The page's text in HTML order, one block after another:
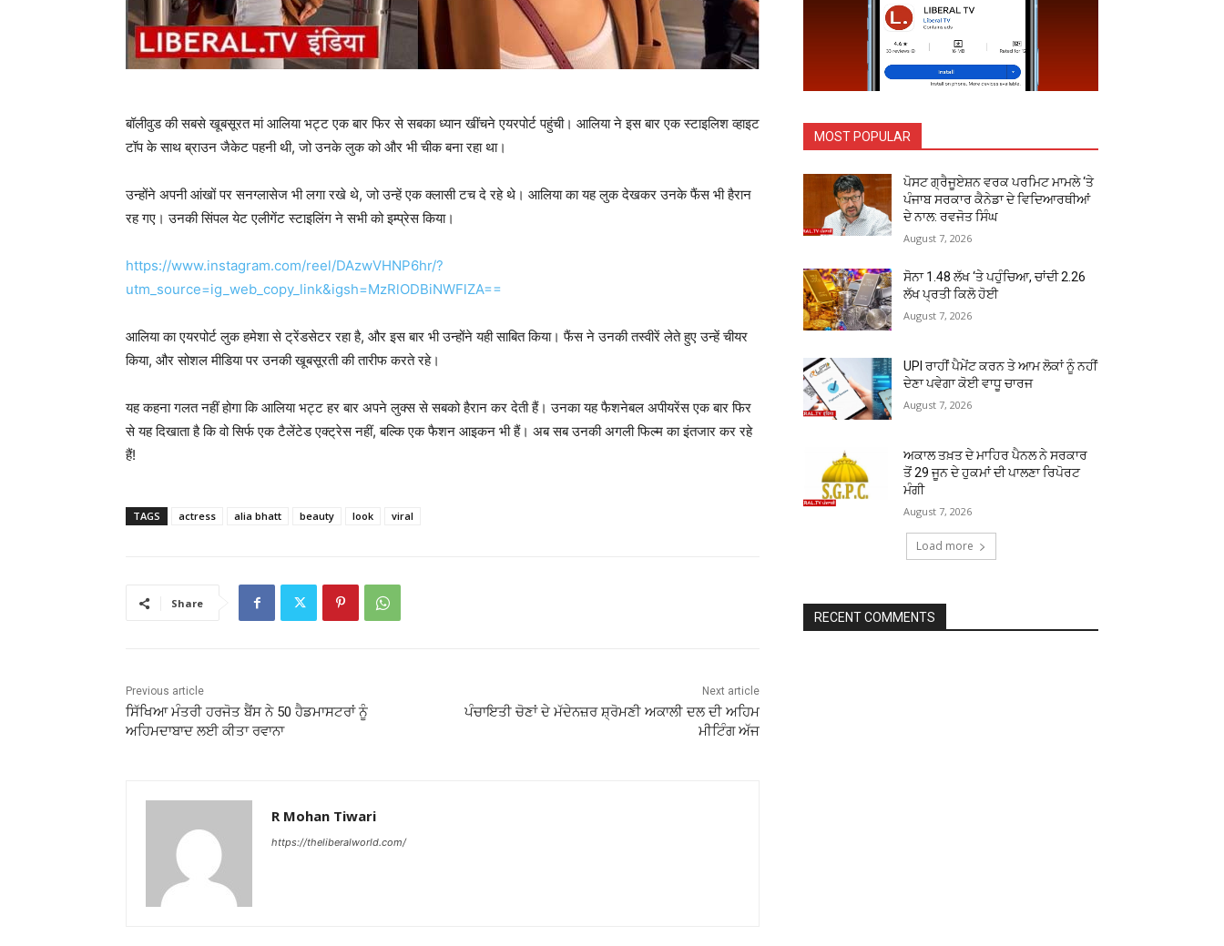
बॉलीवुड की सबसे खूबसूरत मां आलिया भट्ट एक बार फिर से सबका ध्यान खींचने एयरपोर्ट पहुंची। आलिया ने इस बार एक स्टाइलिश व्हाइट
टॉप के साथ ब्राउन जैकेट पहनी थी, जो उनके लुक को और भी चीक बना रहा था।
उन्होंने अपनी आंखों पर सनग्लासेज भी लगा रखे थे, जो उन्हें एक क्लासी टच दे रहे थे। आलिया का यह लुक देखकर उनके फैंस भी हैरान
रह गए। उनकी सिंपल येट एलीगेंट स्टाइलिंग ने सभी को इम्प्रेस किया।
https://www.instagram.com/reel/DAzwVHNP6hr/?
utm_source=ig_web_copy_link&igsh=MzRlODBiNWFlZA==
आलिया का एयरपोर्ट लुक हमेशा से ट्रेंडसेटर रहा है, और इस बार भी उन्होंने यही साबित किया। फैंस ने उनकी तस्वीरें लेते हुए उन्हें चीयर
किया, और सोशल मीडिया पर उनकी खूबसूरती की तारीफ करते रहे।
यह कहना गलत नहीं होगा कि आलिया भट्ट हर बार अपने लुक्स से सबको हैरान कर देती हैं। उनका यह फैशनेबल अपीयरेंस एक बार फिर
से यह दिखाता है कि वो सिर्फ एक टैलेंटेड एक्ट्रेस नहीं, बल्कि एक फैशन आइकन भी हैं। अब सब उनकी अगली फिल्म का इंतजार कर रहे
हैं!
TAGS actress alia bhatt beauty look viral
Share
Previous article
ਸਿੱਖਿਆ ਮੰਤਰੀ ਹਰਜੋਤ ਬੈਂਸ ਨੇ 50 ਹੈਡਮਾਸਟਰਾਂ ਨੂੰ
ਅਹਿਮਦਾਬਾਦ ਲਈ ਕੀਤਾ ਰਵਾਨਾ
Next article
ਪੰਚਾਇਤੀ ਚੋਣਾਂ ਦੇ ਮੱਦੇਨਜ਼ਰ ਸ਼੍ਰੋਮਣੀ ਅਕਾਲੀ ਦਲ ਦੀ ਅਹਿਮ
ਮੀਟਿੰਗ ਅੱਜ
R Mohan Tiwari
https://theliberalworld.com/
MOST POPULAR
ਪੋਸਟ ਗ੍ਰੈਜੂਏਸ਼ਨ ਵਰਕ ਪਰਮਿਟ ਮਾਮਲੇ ‘ਤੇ
ਪੰਜਾਬ ਸਰਕਾਰ ਕੈਨੇਡਾ ਦੇ ਵਿਦਿਆਰਥੀਆਂ
ਦੇ ਨਾਲ: ਰਵਜੋਤ ਸਿੰਘ
August 7, 2026
ਸੋਨਾ ₹1.48 ਲੱਖ ‘ਤੇ ਪਹੁੰਚਿਆ, ਚਾਂਦੀ ₹2.26
ਲੱਖ ਪ੍ਰਤੀ ਕਿਲੋ ਹੋਈ
August 7, 2026
UPI ਰਾਹੀਂ ਪੈਮੇਂਟ ਕਰਨ ਤੇ ਆਮ ਲੋਕਾਂ ਨੂੰ ਨਹੀਂ
ਦੇਣਾ ਪਵੇਗਾ ਕੋਈ ਵਾਧੂ ਚਾਰਜ
August 7, 2026
ਅਕਾਲ ਤਖ਼ਤ ਦੇ ਮਾਹਿਰ ਪੈਨਲ ਨੇ ਸਰਕਾਰ
ਤੋਂ 29 ਜੂਨ ਦੇ ਹੁਕਮਾਂ ਦੀ ਪਾਲਣਾ ਰਿਪੋਰਟ
ਮੰਗੀ
August 7, 2026
Load more
RECENT COMMENTS